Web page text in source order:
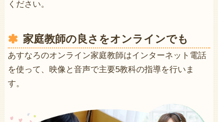
ください。
家庭教師の良さをオンラインでも
あすなろのオンライン家庭教師はインターネット電話
を使って、映像と音声で主要5教科の指導を行いま
す。